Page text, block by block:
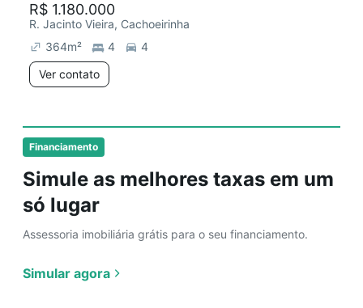
Financiamento
Simule as melhores taxas em um
só lugar
Assessoria imobiliária grátis para o seu financiamento.
Simular agora
R$ 1.180.000
R. Jacinto Vieira, Cachoeirinha
364m² 4
4
Ver contato